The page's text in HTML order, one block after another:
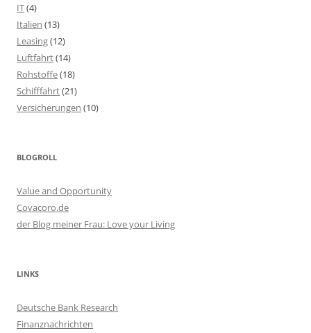
IT(4)
Italien (13)
Leasing(12)
Luftfahrt(14)
Rohstoffe(18)
Schifffahrt(21)
Versicherungen (10)
BLOGROLL
Value and Opportunity
Covacoro.de
der Blog meiner Frau: Love your Living
LINKS
Deutsche Bank Research
Finanznachrichten